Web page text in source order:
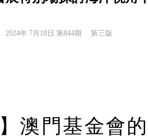
2024年 7月18日 第844期 第三版
】澳門基金會